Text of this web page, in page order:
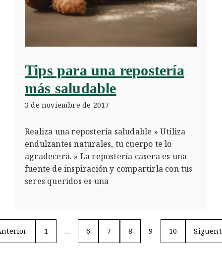
Tips para una repostería
más saludable
3 de noviembre de 2017
Realiza una repostería saludable » Utiliza
endulzantes naturales, tu cuerpo te lo
agradecerá. » La repostería casera es una
fuente de inspiración y compartirla con tus
seres queridos es una
1 … 6 7 8 9 10